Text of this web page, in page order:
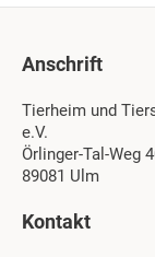
Anschrift
Tierheim und
e.V.
Örlinger-Tal-Weg
89081 Ulm
Kontakt